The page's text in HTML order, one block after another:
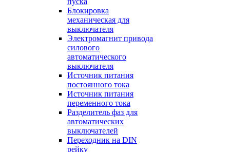
Блокировка
механическая для
выключателя
Электромагнит привода
силового
автоматического
выключателя
Источник питания
постоянного тока
Источник питания
переменного тока
Разделитель фаз для
автоматических
выключателей
Переходник на DIN
рейку